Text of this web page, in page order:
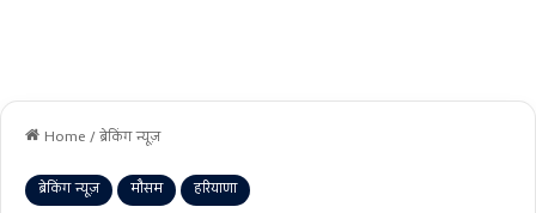
Home/ब्रेकिंग न्यूज़
ब्रेकिंग न्यूज़ मौसम हरियाणा